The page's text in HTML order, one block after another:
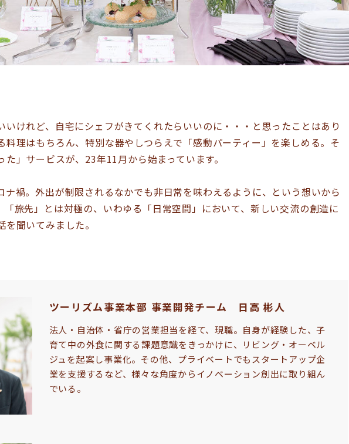
いけれど、自宅にシェフがきてくれたらいいのに・・・と思ったことはあり
料理はもちろん、特別な器やしつらえで「感動パーティー」を楽しめる。そ
」サービスが、23年11月から始まっています。
ナ禍。外出が制限されるなかでも非日常を味わえるように、という想いから
「旅先」とは対極の、いわゆる「日常空間」において、新しい交流の創造に
聞いてみました。
ツーリズム事業本部 事業開発チーム 日高 彬人
法人・自治体・省庁の営業担当を経て、現職。自身が経験した、子
育て中の外食に関する課題意識をきっかけに、リビング・オーベル
ジュを起案し事業化。その他、プライベートでもスタートアップ企
業を支援するなど、様々な角度からイノベーション創出に取り組ん
でいる。